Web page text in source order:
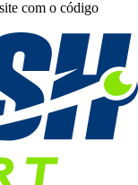
com o código